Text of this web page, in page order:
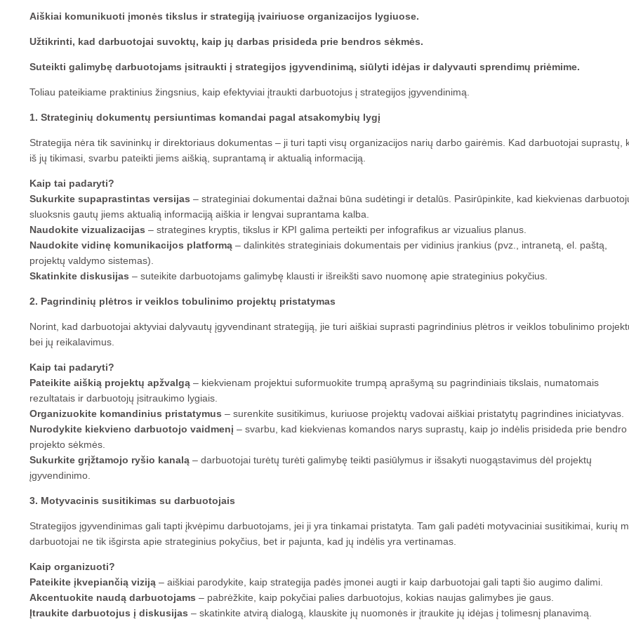
Aiškiai komunikuoti įmonės tikslus ir strategiją įvairiuose organizacijos lygiuose.
Užtikrinti, kad darbuotojai suvoktų, kaip jų darbas prisideda prie bendros sėkmės.
Suteikti galimybę darbuotojams įsitraukti į strategijos įgyvendinimą, siūlyti idėjas ir dalyvauti sprendimų priėmime.
Toliau pateikiame praktinius žingsnius, kaip efektyviai įtraukti darbuotojus į strategijos įgyvendinimą.
1. Strateginių dokumentų persiuntimas komandai pagal atsakomybių lygį
Strategija nėra tik savininkų ir direktoriaus dokumentas – ji turi tapti visų organizacijos narių darbo gairėmis. Kad darbuotojai suprastų,
iš jų tikimasi, svarbu pateikti jiems aiškią, suprantamą ir aktualią informaciją.
Kaip tai padaryti?
Sukurkite supaprastintas versijas – strateginiai dokumentai dažnai būna sudėtingi ir detalūs. Pasirūpinkite, kad kiekvienas
sluoksnis gautų jiems aktualią informaciją aiškia ir lengvai suprantama kalba.
Naudokite vizualizacijas – strategines kryptis, tikslus ir KPI galima perteikti per infografikus ar vizualius planus.
Naudokite vidinę komunikacijos platformą – dalinkitės strateginiais dokumentais per vidinius įrankius (pvz., intranetą, el. paštą,
projektų valdymo sistemas).
Skatinkite diskusijas – suteikite darbuotojams galimybę klausti ir išreikšti savo nuomonę apie strateginius pokyčius.
2. Pagrindinių plėtros ir veiklos tobulinimo projektų pristatymas
Norint, kad darbuotojai aktyviai dalyvautų įgyvendinant strategiją, jie turi aiškiai suprasti pagrindinius plėtros ir veiklos tobulinimo
bei jų reikalavimus.
Kaip tai padaryti?
Pateikite aiškią projektų apžvalgą – kiekvienam projektui suformuokite trumpą aprašymą su pagrindiniais tikslais, numatomais
rezultatais ir darbuotojų įsitraukimo lygiais.
Organizuokite komandinius pristatymus – surenkite susitikimus, kuriuose projektų vadovai aiškiai pristatytų pagrindines iniciatyvas.
Nurodykite kiekvieno darbuotojo vaidmenį – svarbu, kad kiekvienas komandos narys suprastų, kaip jo indėlis prisideda prie bendro
projekto sėkmės.
Sukurkite grįžtamojo ryšio kanalą – darbuotojai turėtų turėti galimybę teikti pasiūlymus ir išsakyti nuogąstavimus dėl projektų
įgyvendinimo.
3. Motyvacinis susitikimas su darbuotojais
Strategijos įgyvendinimas gali tapti įkvėpimu darbuotojams, jei ji yra tinkamai pristatyta. Tam gali padėti motyvaciniai susitikimai, kurių
darbuotojai ne tik išgirsta apie strateginius pokyčius, bet ir pajunta, kad jų indėlis yra vertinamas.
Kaip organizuoti?
Pateikite įkvepiančią viziją – aiškiai parodykite, kaip strategija padės įmonei augti ir kaip darbuotojai gali tapti šio augimo dalimi.
Akcentuokite naudą darbuotojams – pabrėžkite, kaip pokyčiai palies darbuotojus, kokias naujas galimybes jie gaus.
Įtraukite darbuotojus į diskusijas – skatinkite atvirą dialogą, klauskite jų nuomonės ir įtraukite jų idėjas į tolimesnį planavimą.